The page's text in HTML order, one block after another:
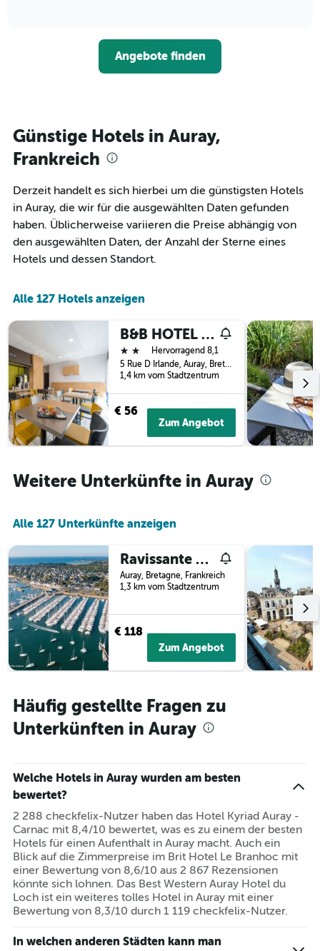
Zimmerpreis
anzeigt.
näher
das
Aufenthaltsdatum
rückt.
Diagramm
hat
1
Achse,
die
der
Tage
Aufenthalt
anzeigt
Das
Diagramm
hat
1
Y-
den
anzeigt
Angebote finden
Günstige Hotels in Auray,
Frankreich
Derzeit handelt es sich hierbei um die günstigsten Hotels
in Auray, die wir für die ausgewählten Daten gefunden
haben. Üblicherweise variieren die Preise abhängig von
den ausgewählten Daten, der Anzahl der Sterne eines
Hotels und dessen Standort.
Alle 127 Hotels anzeigen
B&B HOTEL Auray Carnac
2 SterneHervorragend 8,1
5 Rue D Irlande, Auray, Bretagne, Frankreich
1,4 km vom Stadtzentrum
€ 56
Zum Angebot
Weitere Unterkünfte in Auray
Alle 127 Unterkünfte anzeigen
Ravissante maison sur les quais de St Goustan
Auray, Bretagne, Frankreich
1,3 km vom Stadtzentrum
€ 118
Zum Angebot
Häufig gestellte Fragen zu
Unterkünften in Auray
Welche Hotels in Auray wurden am besten
bewertet?
2 288 checkfelix-Nutzer haben das Hotel Kyriad Auray -
Carnac mit 8,4/10 bewertet, was es zu einem der besten
Hotels für einen Aufenthalt in Auray macht. Auch ein
Blick auf die Zimmerpreise im Brit Hotel Le Branhoc mit
einer Bewertung von 8,6/10 aus 2 867 Rezensionen
könnte sich lohnen. Das Best Western Auray Hotel du
Loch ist ein weiteres tolles Hotel in Auray mit einer
Bewertung von 8,3/10 durch 1 119 checkfelix-Nutzer.
In welchen anderen Städten kann man